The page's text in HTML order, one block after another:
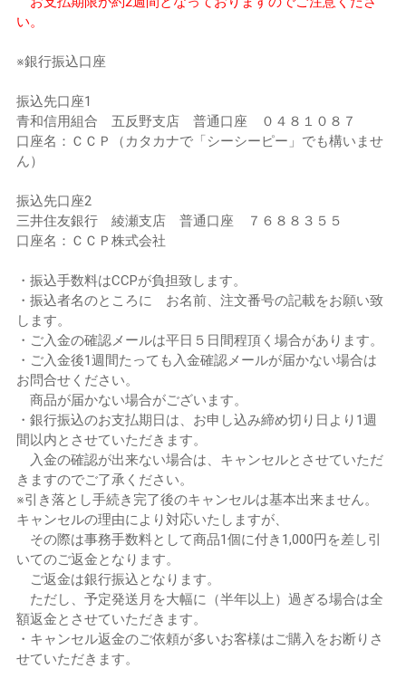
い。
※銀行振込口座
振込先口座1
青和信用組合 五反野支店 普通口座 ０４８１０８７
口座名：ＣＣＰ（カタカナで「シーシーピー」でも構いませ
ん）
振込先口座2
三井住友銀行 綾瀬支店 普通口座 ７６８８３５５
口座名：ＣＣＰ株式会社
・振込手数料はCCPが負担致します。
・振込者名のところに お名前、注文番号の記載をお願い致
します。
・ご入金の確認メールは平日５日間程頂く場合があります。
・ご入金後1週間たっても入金確認メールが届かない場合は
お問合せください。
商品が届かない場合がございます。
・銀行振込のお支払期日は、お申し込み締め切り日より1週
間以内とさせていただきます。
入金の確認が出来ない場合は、キャンセルとさせていただ
きますのでご了承ください。
※引き落とし手続き完了後のキャンセルは基本出来ません。
キャンセルの理由により対応いたしますが、
その際は事務手数料として商品1個に付き1,000円を差し引
いてのご返金となります。
ご返金は銀行振込となります。
ただし、予定発送月を大幅に（半年以上）過ぎる場合は全
額返金とさせていただきます。
・キャンセル返金のご依頼が多いお客様はご購入をお断りさ
せていただきます。